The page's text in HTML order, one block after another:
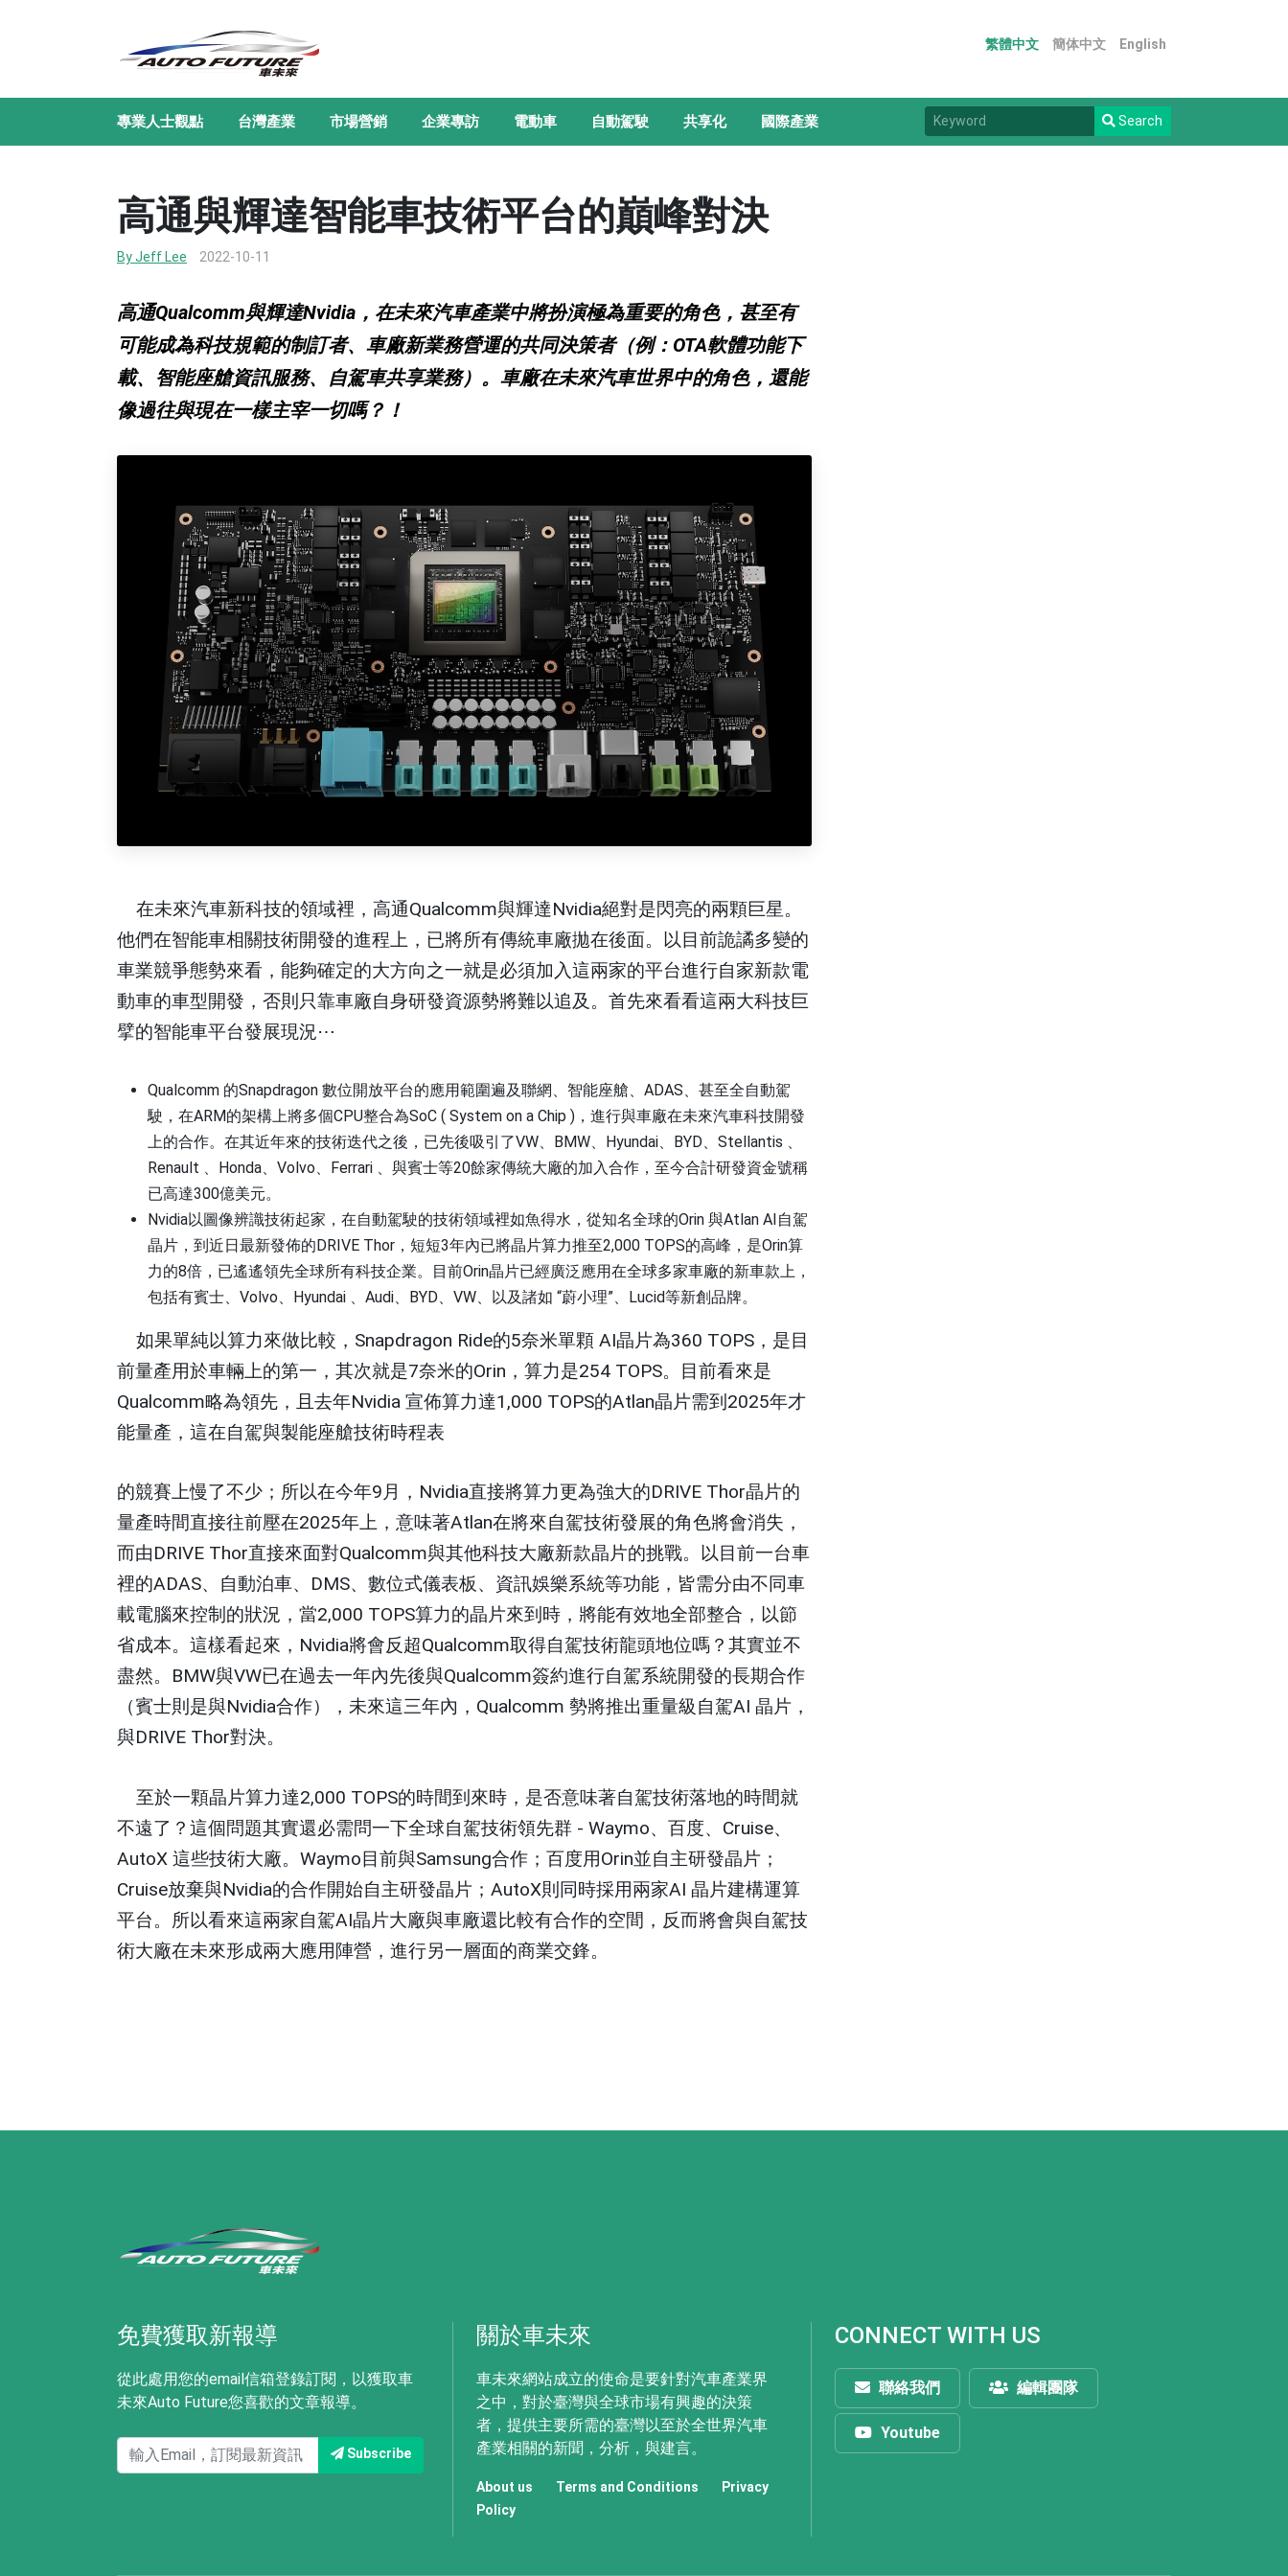
繁體中文 簡体中文 English
專業人士觀點 台灣產業 市場營銷 企業專訪 電動車 自動駕駛 共享化 國際產業 Search
高通與輝達智能車技術平台的巔峰對決
By Jeff Lee 2022-10-11
高通Qualcomm與輝達Nvidia，在未來汽車產業中將扮演極為重要的角色，甚至有
可能成為科技規範的制訂者、車廠新業務營運的共同決策者（例：OTA軟體功能下
載、智能座艙資訊服務、自駕車共享業務）。車廠在未來汽車世界中的角色，還能
像過往與現在一樣主宰一切嗎？！
在未來汽車新科技的領域裡，高通Qualcomm與輝達Nvidia絕對是閃亮的兩顆巨星。
他們在智能車相關技術開發的進程上，已將所有傳統車廠拋在後面。以目前詭譎多變的
車業競爭態勢來看，能夠確定的大方向之一就是必須加入這兩家的平台進行自家新款電
動車的車型開發，否則只靠車廠自身研發資源勢將難以追及。首先來看看這兩大科技巨
擘的智能車平台發展現況⋯
Qualcomm 的Snapdragon 數位開放平台的應用範圍遍及聯網、智能座艙、 ADAS 、甚至全自動駕
駛，在ARM的架構上將多個CPU整合為SoC ( System on a Chip ) ，進行與車廠在未來汽車科技開發
上的合作。在其近年來的技術迭代之後，已先後吸引了VW BMW Hyundai BYD Stellantis
Renault
Honda Volvo Ferrari 、與賓士等20餘家傳統大廠的加入合作，至今合計研發資金號稱
已高達300億美元。
Nvidia以圖像辨識技術起家，在自動駕駛的技術領域裡如魚得水，從知名全球的Orin 與Atlan AI自駕
晶片，到近日最新發佈的DRIVE Thor ，短短3年內已將晶片算力推至2,000 TOPS的高峰，是Orin算
力的8倍，已遙遙領先全球所有科技企業。目前Orin晶片已經廣泛應用在全球多家車廠的新車款上，
包括有賓士、 Volvo Hyundai Audi BYD VW 、以及諸如 “蔚小理” Lucid等新創品牌。
如果單純以算力來做比較， Snapdragon Ride的5奈米單顆 AI晶片為360 TOPS ，是目
前量產用於車輛上的第一，其次就是7奈米的Orin ，算力是254 TOPS。目前看來是
Qualcomm略為領先，且去年Nvidia 宣佈算力達1,000 TOPS的Atlan晶片需到 2025年才
能量產，這在自駕與製能座艙技術時程表
的競賽上慢了不少；所以在今年9月， Nvidia直接將算力更為強大的DRIVE Thor晶片的
量產時間直接往前壓在2025年上，意味著Atlan在將來自駕技術發展的角色將會消失，
而由DRIVE Thor直接來面對Qualcomm與其他科技大廠新款晶片的挑戰。以目前一台車
裡的ADAS、自動泊車、 DMS、數位式儀表板、資訊娛樂系統等功能，皆需分由不同車
載電腦來控制的狀況，當2,000 TOPS算力的晶片來到時，將能有效地全部整合，以節
省成本。這樣看起來， Nvidia將會反超Qualcomm取得自駕技術龍頭地位嗎？其實並不
盡然。 BMW與VW已在過去一年內先後與Qualcomm簽約進行自駕系統開發的長期合作
（賓士則是與Nvidia合作），未來這三年內， Qualcomm 勢將推出重量級自駕AI 晶片，
與DRIVE Thor對決。
至於一顆晶片算力達2,000 TOPS的時間到來時，是否意味著自駕技術落地的時間就
不遠了？這個問題其實還必需問一下全球自駕技術領先群 - Waymo、百度、 Cruise、
AutoX 這些技術大廠。 Waymo目前與Samsung合作；百度用Orin並自主研發晶片；
Cruise放棄與Nvidia的合作開始自主研發晶片； AutoX則同時採用兩家AI 晶片建構運算
平台。所以看來這兩家自駕AI晶片大廠與車廠還比較有合作的空間，反而將會與自駕技
術大廠在未來形成兩大應用陣營，進行另一層面的商業交鋒。
免費獲取新報導
從此處用您的email信箱登錄訂閱，以獲取車
未來Auto Future您喜歡的文章報導。
Subscribe
關於車未來
車未來網站成立的使命是要針對汽車產業界
之中，對於臺灣與全球市場有興趣的決策
者，提供主要所需的臺灣以至於全世界汽車
產業相關的新聞，分析，與建言。
About us Terms and Conditions
Privacy
Policy
CONNECT WITH US
聯絡我們 編輯團隊
Youtube